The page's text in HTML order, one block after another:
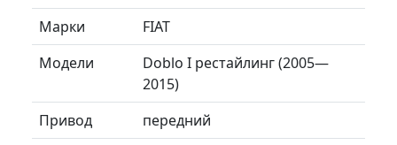
Марки
FIAT
Модели
Doblo I рестайлинг (2005—
2015)
Привод
передний